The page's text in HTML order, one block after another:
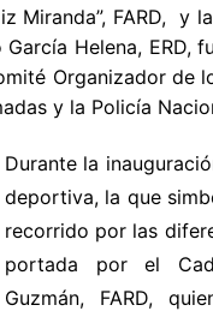
Miranda”, FARD, y
Helena, ERD,
Organizador de
y la Policía
Durante la
deportiva, la que
recorrido por las
portada por el
Guzmán, FARD,